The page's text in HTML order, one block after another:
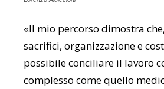
«Il mio percorso dimostra
sacrifici, organizzazione e
possibile conciliare il lavoro
complesso come quello